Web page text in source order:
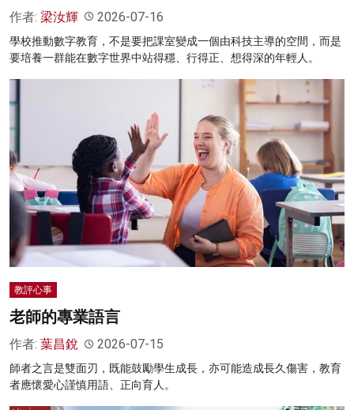
作者: 梁汝輝 2026-07-16
學校推動數字教育，不是要把課室變成一個由科技主導的空間，而是
要培養一群能在數字世界中站得穩、行得正、想得深的年輕人。
教評心事
老師的專業語言
作者: 葉昌銳 2026-07-15
師者之言是雙面刃，既能鼓勵學生成長，亦可能造成長久傷害，教育
者應懷愛心謹慎用語、正向育人。